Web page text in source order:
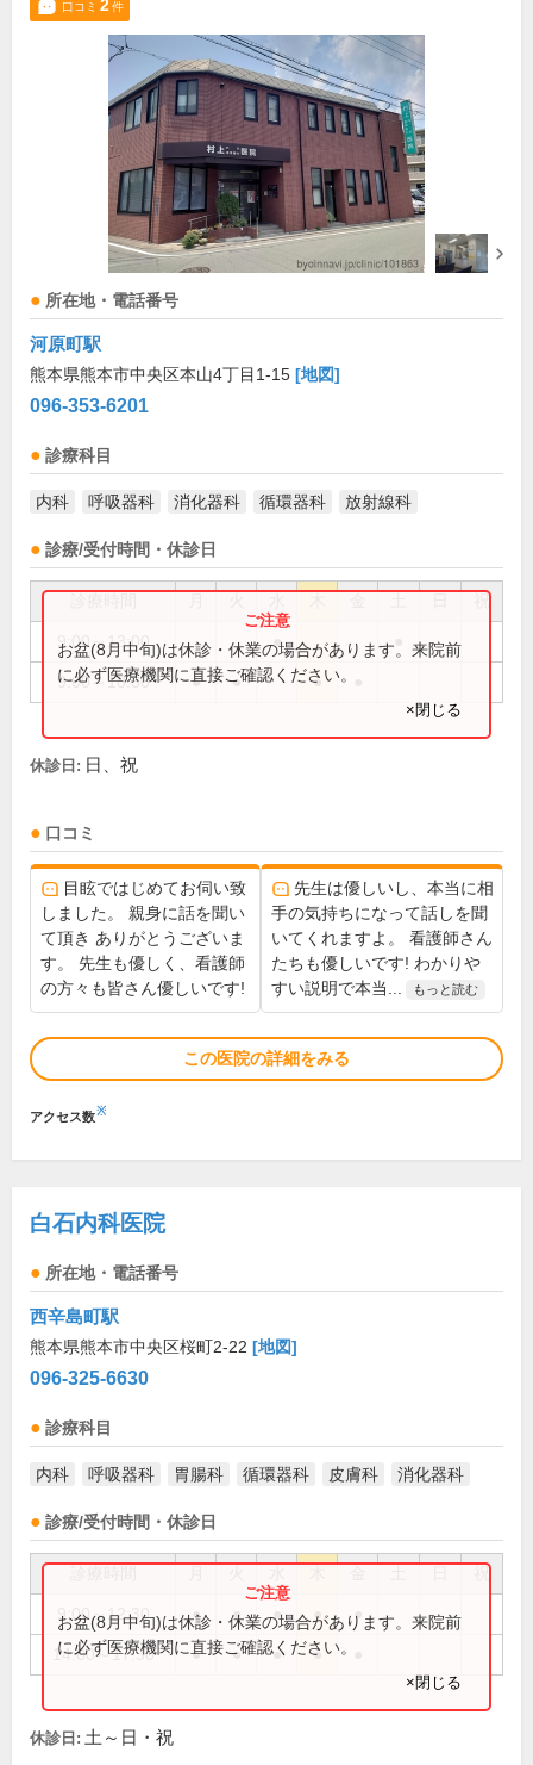
口コミ 2件
所在地・電話番号
河原町駅
熊本県熊本市中央区本山4丁目1-15 [地図]
096-353-6201
診療科目
内科 呼吸器科 消化器科 循環器科 放射線科
診療/受付時間・休診日
祝
9:00～13:00 ●
9:00～18:30 ● ● ●
お盆(8月中旬)は休診・休業の場合があります。来院前
に必ず医療機関に直接ご確認ください。
×閉じる
休診日: 日、祝
口コミ
目眩ではじめてお伺い致
しました。 親身に話を聞い
て頂き ありがとうございま
す。 先生も優しく、看護師
の方々も皆さん優しいです!
先生は優しいし、本当に相
手の気持ちになって話しを聞
いてくれますよ。 看護師さん
たちも優しいです! わかりや
すい説明で本当...
もっと読む
この医院の詳細をみる
アクセス数※
白石内科医院
所在地・電話番号
西辛島町駅
熊本県熊本市中央区桜町2-22 [地図]
096-325-6630
診療科目
内科 呼吸器科 胃腸科 循環器科 皮膚科 消化器科
診療/受付時間・休診日
祝
9:00～12:30 ● ● ● ● ●
14:00～17:30 ● ● ● ●
お盆(8月中旬)は休診・休業の場合があります。来院前
に必ず医療機関に直接ご確認ください。
×閉じる
休診日: 土～日・祝